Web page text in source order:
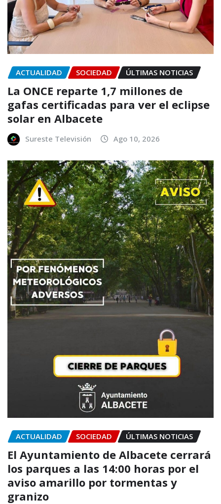
ACTUALIDAD SOCIEDAD ÚLTIMAS NOTICIAS
La ONCE reparte 1,7 millones de
gafas certificadas para ver el eclipse
solar en Albacete
Sureste Televisión Ago 10, 2026
ACTUALIDAD SOCIEDAD ÚLTIMAS NOTICIAS
El Ayuntamiento de Albacete cerrará
los parques a las 14:00 horas por el
aviso amarillo por tormentas y
granizo